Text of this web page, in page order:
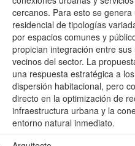
cercanos. Para esto se
residencial de tipologías
por espacios comunes y
propician integración entre sus
vecinos del sector. La
una respuesta estratégica a
dispersión habitacional, pero
directo en la optimización de
infraestructura urbana y la
entorno natural inmediato.